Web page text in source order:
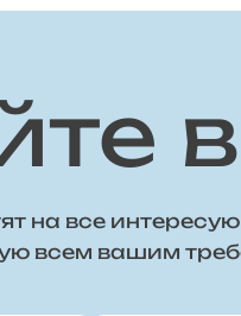
на все
всем вашим